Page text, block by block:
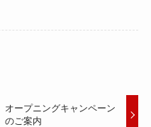
オープニングキャンペーン
のご案内